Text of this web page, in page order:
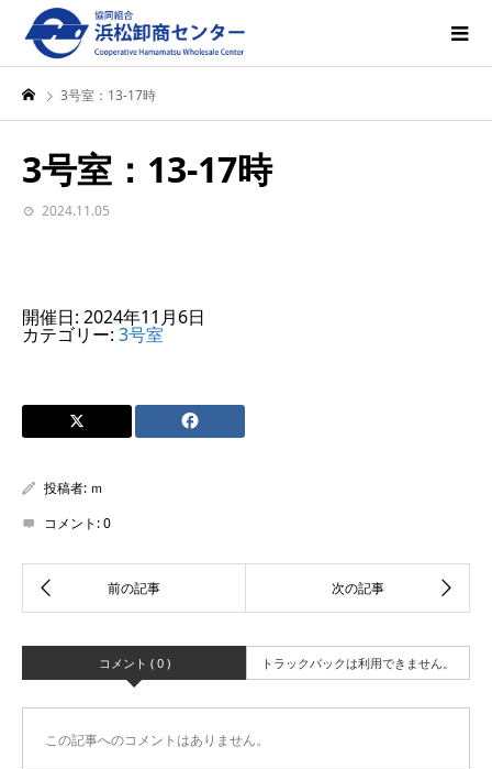
3号室：13-17時
3号室：13-17時
2024.11.05
開催日: 2024年11月6日
カテゴリー: 3号室
投稿者: ｍ
コメント:0
コメント ( 0 ) トラックバックは利用できません。
この記事へのコメントはありません。